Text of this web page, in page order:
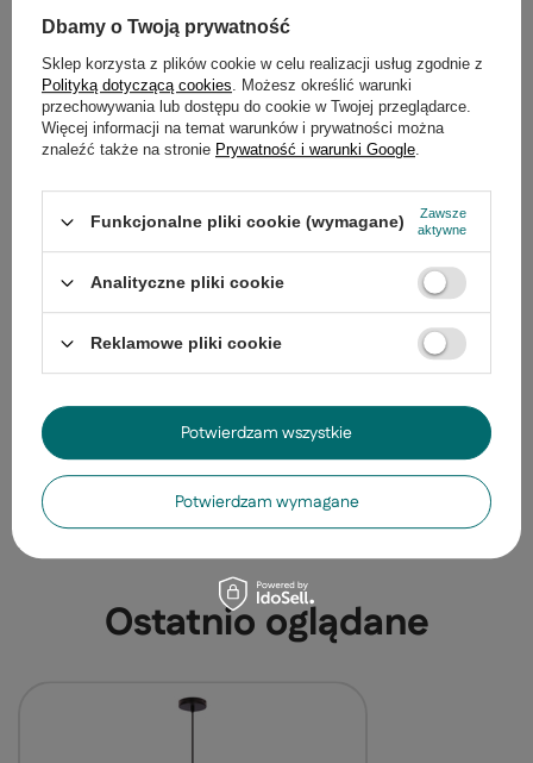
niezwłocznie, najciekawsze pytania i
odpowiedzi publikując dla innych.
Produkty z tej samej serii
Lampa wisząca z abażurem Africa do sypialni i
jadalni czarna 1xE27
279,00 zł
Ostatnio oglądane
Dbamy o Twoją prywatność
Sklep korzysta z plików cookie w celu realizacji usług zgodnie z
Polityką dotyczącą cookies. Możesz określić warunki
przechowywania lub dostępu do cookie w Twojej przeglądarce.
Więcej informacji na temat warunków i prywatności można
znaleźć także na stronie Prywatność i warunki Google.
Funkcjonalne pliki cookie (wymagane)
Zawsze
aktywne
Analityczne pliki cookie
Reklamowe pliki cookie
Potwierdzam wymagane
Potwierdzam wszystkie